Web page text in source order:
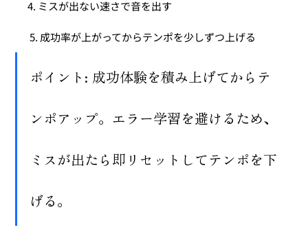
4. ミスが出ない速さで音を出す
5. 成功率が上がってからテンポを少しずつ上げる
ポイント: 成功体験を積み上げてからテ
ンポアップ。エラー学習を避けるため、
ミスが出たら即リセットしてテンポを下
げる。